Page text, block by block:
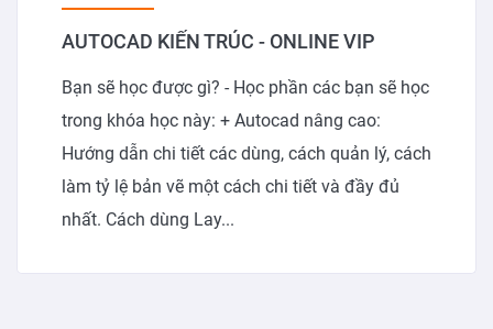
AUTOCAD KIẾN TRÚC - ONLINE VIP
Bạn sẽ học được gì? - Học phần các bạn sẽ học
trong khóa học này: + Autocad nâng cao:
Hướng dẫn chi tiết các dùng, cách quản lý, cách
làm tỷ lệ bản vẽ một cách chi tiết và đầy đủ
nhất. Cách dùng Lay...